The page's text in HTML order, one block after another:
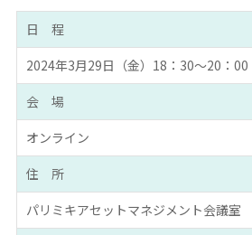
日 程
2024年3月29日（金）18：30～20：00
会 場
オンライン
住 所
パリミキアセットマネジメント会議室